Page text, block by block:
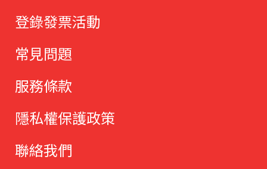
登錄發票活動
常見問題
服務條款
隱私權保護政策
聯絡我們